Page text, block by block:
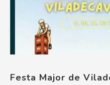
Festa Major de